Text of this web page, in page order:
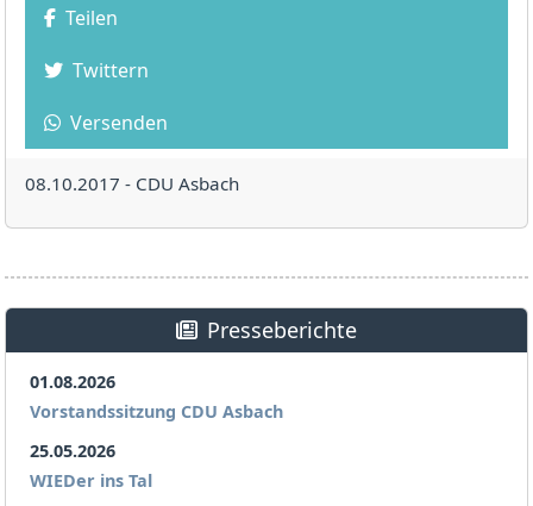
Teilen
Twittern
Versenden
08.10.2017 - CDU Asbach
Presseberichte
01.08.2026
Vorstandssitzung CDU Asbach
25.05.2026
WIEDer ins Tal